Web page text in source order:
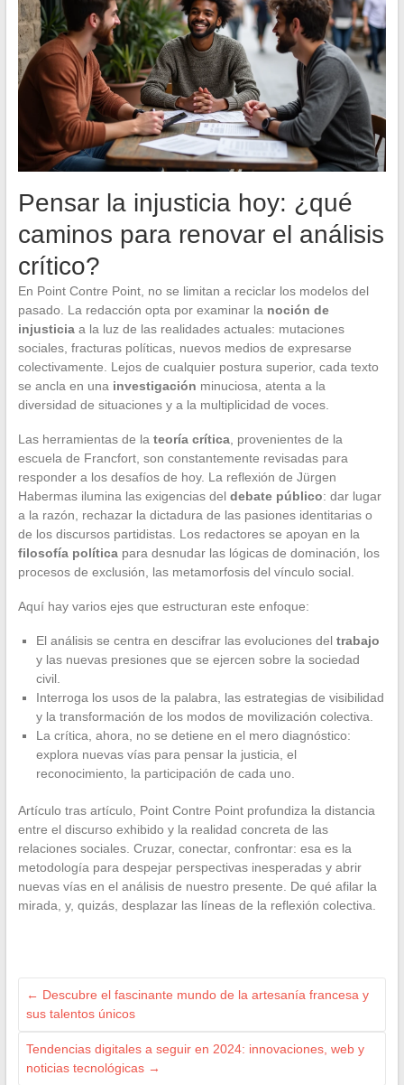
Pensar la injusticia hoy: ¿qué
caminos para renovar el análisis
crítico?
En Point Contre Point, no se limitan a reciclar los modelos del
pasado. La redacción opta por examinar la noción de
injusticiaa la luz de las realidades actuales: mutaciones
sociales, fracturas políticas, nuevos medios de expresarse
colectivamente. Lejos de cualquier postura superior, cada texto
se ancla en una investigación minuciosa, atenta a la
diversidad de situaciones y a la multiplicidad de voces.
Las herramientas de la teoría crítica, provenientes de la
escuela de Francfort, son constantemente revisadas para
responder a los desafíos de hoy. La reflexión de Jürgen
Habermas ilumina las exigencias del debate público: dar lugar
a la razón, rechazar la dictadura de las pasiones identitarias o
de los discursos partidistas. Los redactores se apoyan en la
filosofía políticapara desnudar las lógicas de dominación, los
procesos de exclusión, las metamorfosis del vínculo social.
Aquí hay varios ejes que estructuran este enfoque:
El análisis se centra en descifrar las evoluciones del trabajo
y las nuevas presiones que se ejercen sobre la sociedad
civil.
Interroga los usos de la palabra, las estrategias de visibilidad
y la transformación de los modos de movilización colectiva.
La crítica, ahora, no se detiene en el mero diagnóstico:
explora nuevas vías para pensar la justicia, el
reconocimiento, la participación de cada uno.
Artículo tras artículo, Point Contre Point profundiza la distancia
entre el discurso exhibido y la realidad concreta de las
relaciones sociales. Cruzar, conectar, confrontar: esa es la
metodología para despejar perspectivas inesperadas y abrir
nuevas vías en el análisis de nuestro presente. De qué afilar la
mirada, y, quizás, desplazar las líneas de la reflexión colectiva.
← Descubre el fascinante mundo de la artesanía francesa y
sus talentos únicos
Tendencias digitales a seguir en 2024: innovaciones, web y
noticias tecnológicas →